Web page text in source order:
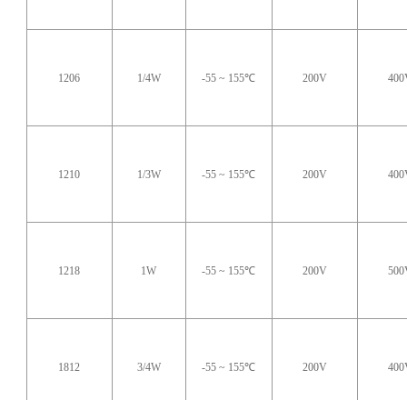
1206 1/4W -55 ~ 155℃ 200V
1210 1/3W -55 ~ 155℃ 200V
1218 1W -55 ~ 155℃ 200V
1812 3/4W -55 ~ 155℃ 200V